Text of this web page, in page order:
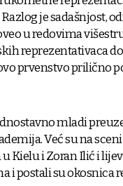
je sadašnjost,
u redovima
reprezentativaca
prvenstvo prilično
mladi
Već su na sceni
Kielu i Zoran Ilić i
i postali su okosnica